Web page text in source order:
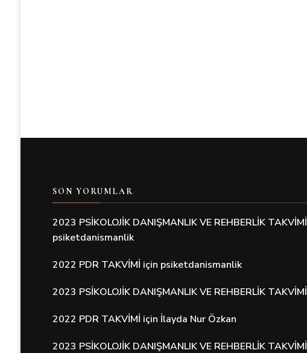
SON YORUMLAR
2023 PSİKOLOJİK DANIŞMANLIK VE REHBERLİK TAKVİMİ
psiketdanismanlik
2022 PDR TAKVİMİ için psiketdanismanlik
2023 PSİKOLOJİK DANIŞMANLIK VE REHBERLİK TAKVİMİ
2022 PDR TAKVİMİ için İlayda Nur Özkan
2023 PSİKOLOJİK DANIŞMANLIK VE REHBERLİK TAKVİMİ